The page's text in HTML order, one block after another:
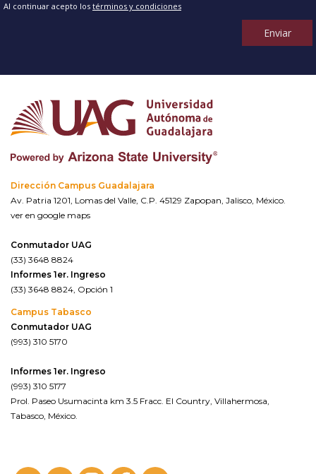
Al continuar acepto los términos y condiciones
Enviar
Dirección Campus Guadalajara
Av. Patria 1201, Lomas del Valle, C.P. 45129 Zapopan, Jalisco, México.
ver en google maps
Conmutador UAG
(33) 3648 8824
Informes 1er. Ingreso
(33) 3648 8824, Opción 1
Campus Tabasco
Conmutador UAG
(993) 310 5170
Informes 1er. Ingreso
(993) 310 5177
Prol. Paseo Usumacinta km 3.5 Fracc. El Country, Villahermosa,
Tabasco, México.